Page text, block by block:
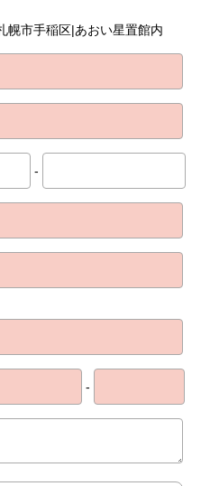
幌市手稲区|あおい星置館内
-
-